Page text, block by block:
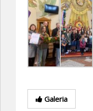
Galeria